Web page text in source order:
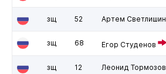
зщ 52 Артем Светлишин
зщ 68 Егор Студенов
зщ 12 Леонид Тормозов